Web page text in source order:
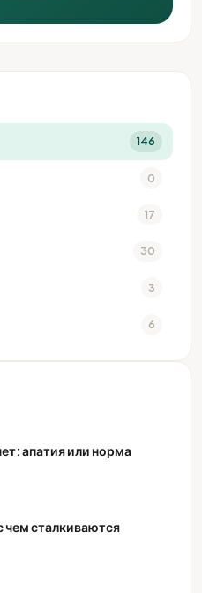
146
0
17
30
3
6
апатия или норма
сталкиваются